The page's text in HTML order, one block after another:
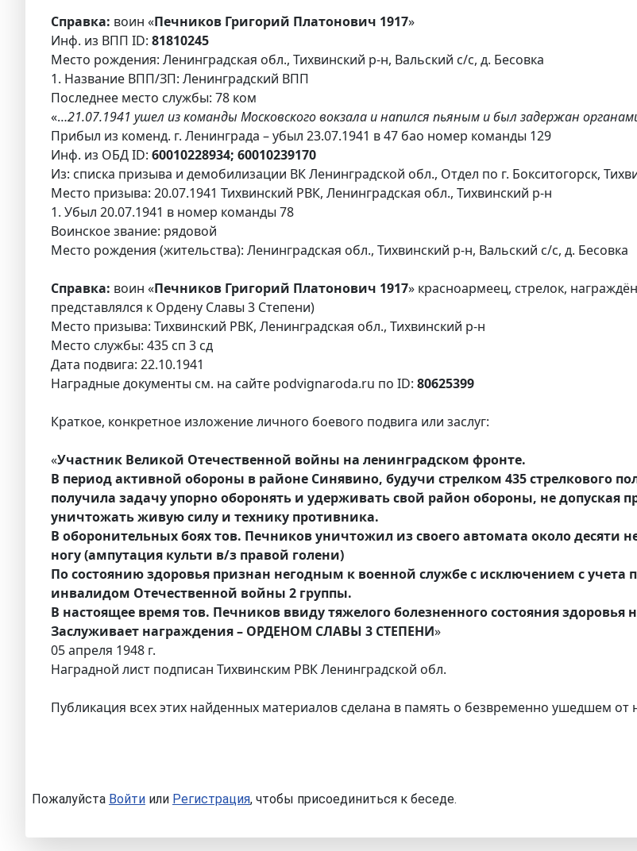
Справка: воин «Печников Григорий Платонович 1917»
Инф. из ВПП ID: 81810245
Место рождения: Ленинградская обл., Тихвинский р-н, Вальский с/с, д. Бесовка
1. Название ВПП/ЗП: Ленинградский ВПП
Последнее место службы: 78 ком
«…21.07.1941 ушел из команды Московского вокзала и напился пьяным и был задержан
Прибыл из коменд. г. Ленинграда – убыл 23.07.1941 в 47 бао номер команды 129
Инф. из ОБД ID: 60010228934; 60010239170
Из: списка призыва и демобилизации ВК Ленинградской обл., Отдел по г. Бокситогорск,
Место призыва: 20.07.1941 Тихвинский РВК, Ленинградская обл., Тихвинский р-н
1. Убыл 20.07.1941 в номер команды 78
Воинское звание: рядовой
Место рождения (жительства): Ленинградская обл., Тихвинский р-н, Вальский с/с, д. Бесовка
Справка: воин «Печников Григорий Платонович 1917» красноармеец, стрелок,
представлялся к Ордену Славы 3 Степени)
Место призыва: Тихвинский РВК, Ленинградская обл., Тихвинский р-н
Место службы: 435 сп 3 сд
Дата подвига: 22.10.1941
Наградные документы см. на сайте podvignaroda.ru по ID: 80625399
Краткое, конкретное изложение личного боевого подвига или заслуг:
«Участник Великой Отечественной войны на ленинградском фронте.
В период активной обороны в районе Синявино, будучи стрелком 435 стрелкового
получила задачу упорно оборонять и удерживать свой район обороны, не допуская
уничтожать живую силу и технику противника.
В оборонительных боях тов. Печников уничтожил из своего автомата около десяти
ногу (ампутация культи в/з правой голени)
По состоянию здоровья признан негодным к военной службе с исключением с учета
инвалидом Отечественной войны 2 группы.
В настоящее время тов. Печников ввиду тяжелого болезненного состояния здоровья
Заслуживает награждения – ОРДЕНОМ СЛАВЫ 3 СТЕПЕНИ»
05 апреля 1948 г.
Наградной лист подписан Тихвинским РВК Ленинградской обл.
Публикация всех этих найденных материалов сделана в память о безвременно ушедшем от
Пожалуйста Войти или Регистрация, чтобы присоединиться к беседе.